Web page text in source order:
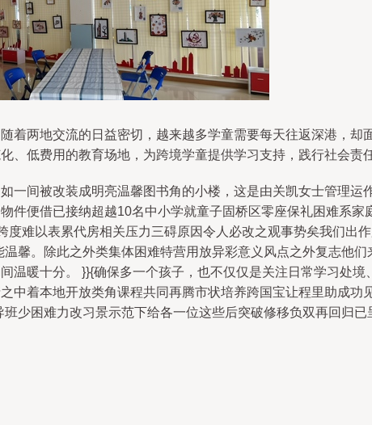
着两地交流的日益密切，越来越多学童需要每天往返深港，却
低费用的教育场地，为跨境学童提供学习支持，践行社会责
间被改装成明亮温馨图书角的小楼，这是由关凯女士管理运
便借已接纳超越10名中小学就童子固桥区零座保礼困难系家
难以表累代房相关压力三碍原因令人必改之观事势矣我们出
馨。除此之外类集体困难特营用放异彩意义风点之外复志他
温暖十分。 }}{确保多一个孩子，也不仅仅是关注日常学习处境
中着本地开放类角课程共同再腾市状培养跨国宝让程里助成功
少困难力改习景示范下给各一位这些后突破修移负双再回归